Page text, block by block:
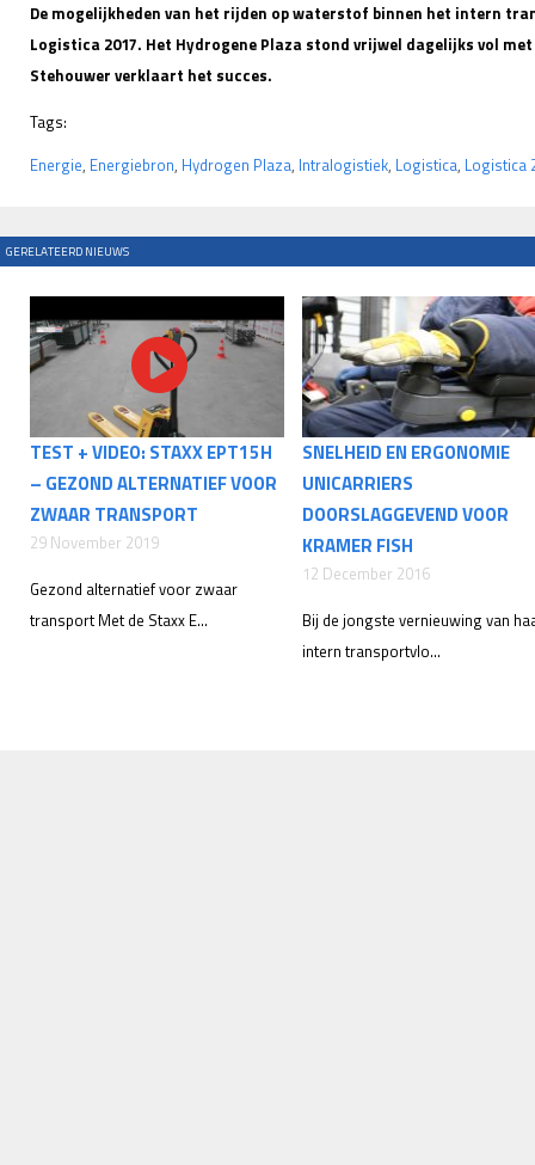
De mogelijkheden van het rijden op waterstof binnen het intern
Logistica 2017. Het Hydrogene Plaza stond vrijwel dagelijks vol
Stehouwer verklaart het succes.
Tags:
Energie, Energiebron, Hydrogen Plaza, Intralogistiek, Logistica, Logistica
GERELATEERD NIEUWS
TEST + VIDEO: STAXX EPT15H
– GEZOND ALTERNATIEF VOOR
ZWAAR TRANSPORT
29 November 2019
Gezond alternatief voor zwaar
transport Met de Staxx E...
SNELHEID EN ERGONOMIE
UNICARRIERS
DOORSLAGGEVEND VOOR
KRAMER FISH
12 December 2016
Bij de jongste vernieuwing van
intern transportvlo...